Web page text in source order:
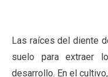
Las raíces del diente
suelo para extraer
desarrollo. En el